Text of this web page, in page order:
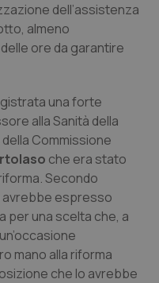
dell’assistenza
almeno
ore da garantire
una forte
alla Sanità della
Commissione
che era stato
Secondo
avrebbe espresso
per una scelta che, a
mano alla riforma
che lo avrebbe